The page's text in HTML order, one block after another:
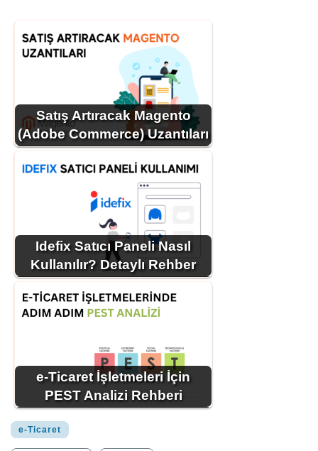
Satış Artıracak Magento
(Adobe Commerce) Uzantıları
Idefix Satıcı Paneli Nasıl
Kullanılır? Detaylı Rehber
e-Ticaret İşletmeleri İçin
PEST Analizi Rehberi
e-Ticaret